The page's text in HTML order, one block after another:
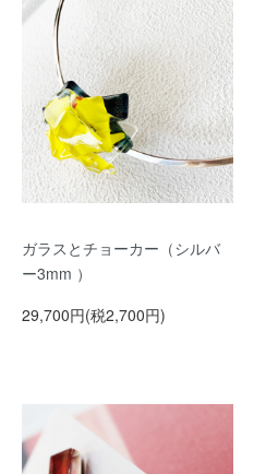
ガラスとチョーカー（シルバ
ー3mm ）
29,700円(税2,700円)